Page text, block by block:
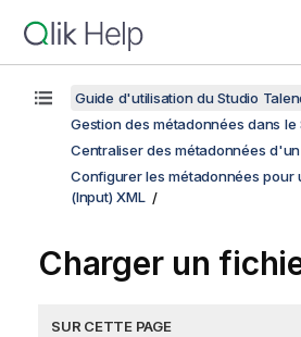
Guide d'utilisation du Studio
Gestion des métadonnées dans le
Centraliser des métadonnées
Configurer les métadonnées
(Input) XML
Charger un
SUR CETTE PAGE